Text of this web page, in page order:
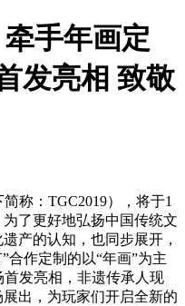
牵手年画定
发亮相 致敬
称：TGC2019），将于1
了更好地弘扬中国传统文
产的认知，也同步展开，
合作定制的以“年画”为主
首发亮相，非遗传承人现
出，为玩家们开启全新的